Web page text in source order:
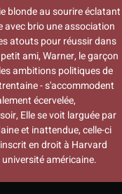
blonde au sourire éclatant
avec brio une association
atouts pour réussir dans
ami, Warner, le garçon
ambitions politiques de
- s'accommodent
écervelée,
Elle se voit larguée par
et inattendue, celle-ci
en droit à Harvard
américaine.